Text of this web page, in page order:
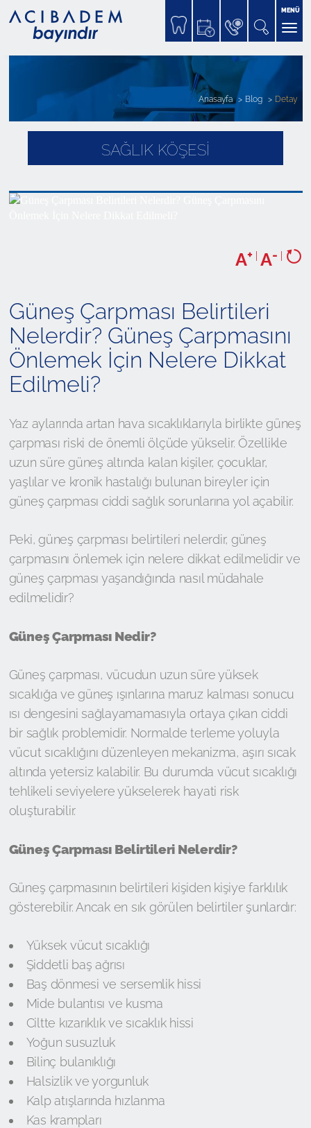
MENÜ
SAĞLIK KÖŞESİ
Anasayfa Blog Detay
A+ | A- |
Güneş Çarpması Belirtileri
Nelerdir? Güneş Çarpmasını
Önlemek İçin Nelere Dikkat
Edilmeli?
Yaz aylarında artan hava sıcaklıklarıyla birlikte güneş
çarpması riski de önemli ölçüde yükselir. Özellikle
uzun süre güneş altında kalan kişiler, çocuklar,
yaşlılar ve kronik hastalığı bulunan bireyler için
güneş çarpması ciddi sağlık sorunlarına yol açabilir.
Peki, güneş çarpması belirtileri nelerdir, güneş
çarpmasını önlemek için nelere dikkat edilmelidir ve
güneş çarpması yaşandığında nasıl müdahale
edilmelidir?
Güneş Çarpması Nedir?
Güneş çarpması, vücudun uzun süre yüksek
sıcaklığa ve güneş ışınlarına maruz kalması sonucu
ısı dengesini sağlayamamasıyla ortaya çıkan ciddi
bir sağlık problemidir. Normalde terleme yoluyla
vücut sıcaklığını düzenleyen mekanizma, aşırı sıcak
altında yetersiz kalabilir. Bu durumda vücut sıcaklığı
tehlikeli seviyelere yükselerek hayati risk
oluşturabilir.
Güneş Çarpması Belirtileri Nelerdir?
Güneş çarpmasının belirtileri kişiden kişiye farklılık
gösterebilir. Ancak en sık görülen belirtiler şunlardır:
Yüksek vücut sıcaklığı
Şiddetli baş ağrısı
Baş dönmesi ve sersemlik hissi
Mide bulantısı ve kusma
Ciltte kızarıklık ve sıcaklık hissi
Yoğun susuzluk
Bilinç bulanıklığı
Halsizlik ve yorgunluk
Kalp atışlarında hızlanma
Kas krampları